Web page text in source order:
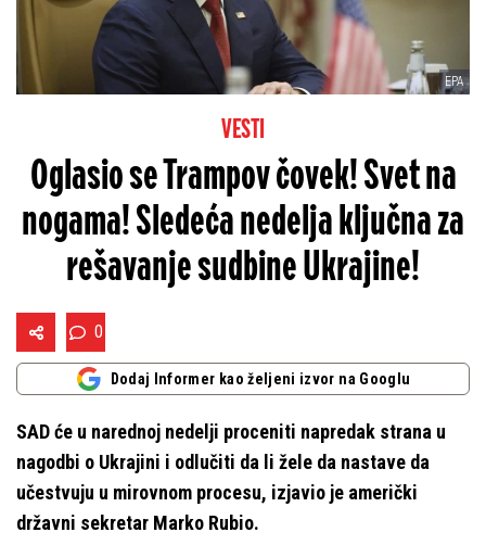
EPA
VESTI
Oglasio se Trampov čovek! Svet na
nogama! Sledeća nedelja ključna za
rešavanje sudbine Ukrajine!
0
Dodaj Informer kao željeni izvor na Googlu
SAD će u narednoj nedelji proceniti napredak strana u
nagodbi o Ukrajini i odlučiti da li žele da nastave da
učestvuju u mirovnom procesu, izjavio je američki
državni sekretar Marko Rubio.